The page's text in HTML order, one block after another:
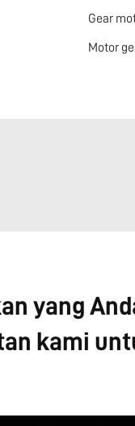
Gear
Motor
yang
kami